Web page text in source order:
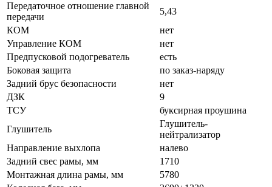
Передаточное отношение главной
передачи
5,43
КОМ
нет
Управление КОМ
нет
Предпусковой подогреватель
есть
Боковая защита
по заказ-наряду
Задний брус безопасности
нет
ДЗК
9
ТСУ
буксирная проушина
Глушитель
Глушитель-
нейтрализатор
Направление выхлопа
налево
Задний свес рамы, мм
1710
Монтажная длина рамы, мм
5780